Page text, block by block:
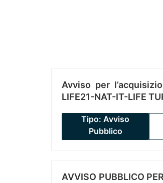
Avviso per
LIFE21-NAT-IT-LIFE
Tipo: Avviso
Pubblico
AVVISO PUBBLICO